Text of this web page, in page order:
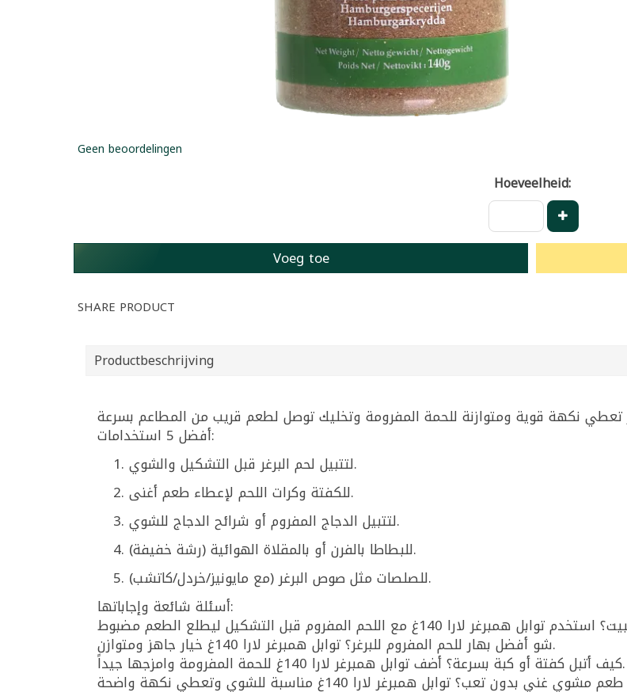
Geen beoordelingen
Hoeveelheid:
Voeg toe
SHARE PRODUCT
Productbeschrijving
أفضل 5 استخدامات:
لتتبيل لحم البرغر قبل التشكيل والشوي.
للكفتة وكرات اللحم لإعطاء طعم أغنى.
لتتبيل الدجاج المفروم أو شرائح الدجاج للشوي.
للبطاطا بالفرن أو بالمقلاة الهوائية (رشة خفيفة).
للصلصات مثل صوص البرغر (مع مايونيز/خردل/كاتشب).
أسئلة شائعة وإجاباتها:
شو أفضل بهار للحم المفروم للبرغر؟ توابل همبرغر لارا 140غ خيار جاهز ومتوازن.
كيف أتبل كفتة أو كبة بسرعة؟ أضف توابل همبرغر لارا 140غ للحمة المفرومة وامزجها جيداً.